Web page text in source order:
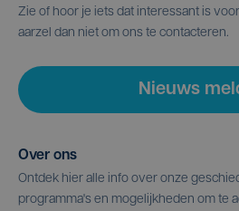
Zie of hoor je iets dat interessant is
aarzel dan niet om ons te contacteren.
Nieuws
Over ons
Ontdek hier alle info over onze
programma's en mogelijkheden om te